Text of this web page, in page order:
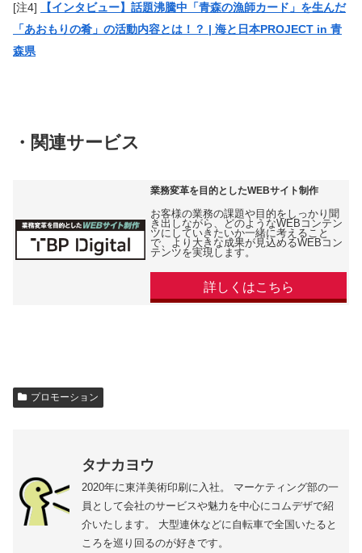
[注4]
【インタビュー】話題沸騰中「青森の漁師カード」を生んだ
「あおもりの肴」の活動内容とは！？ | 海と日本PROJECT in 青
森県
・関連サービス
業務変革を目的としたWEBサイト制作
お客様の業務の課題や目的をしっかり聞
き出しながら、どのようなWEBコンテン
ツにしていきたいか一緒に考えること
で、より大きな成果が見込めるWEBコン
テンツを実現します。
詳しくはこちら
プロモーション
タナカヨウ
2020年に東洋美術印刷に入社。 マーケティング部の一
員として会社のサービスや魅力を中心にコムデザで紹
介いたします。 大型連休などに自転車で全国いたると
ころを巡り回るのが好きです。